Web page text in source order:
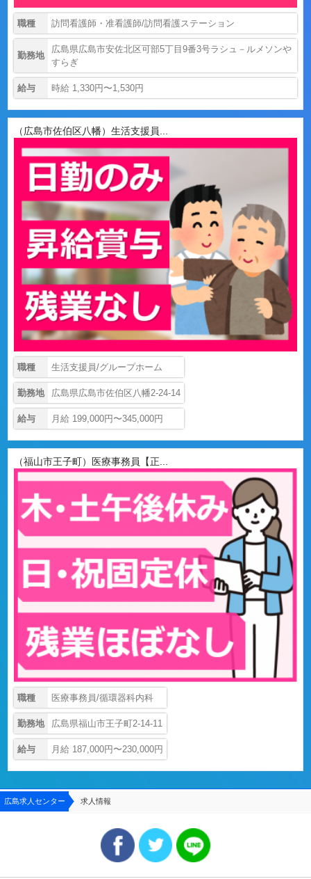
職種 訪問看護師・准看護師/訪問看護ステーション
勤務地
広島県広島市安佐北区可部5丁目9番3号ラシュ－ルメソンや
すらぎ
給与 時給 1,330円〜1,530円
（広島市佐伯区八幡）生活支援員...
職種 生活支援員/グループホーム
勤務地 広島県広島市佐伯区八幡2-24-14
給与 月給 199,000円〜345,000円
（福山市王子町）医療事務員【正...
職種 医療事務員/循環器科内科
勤務地 広島県福山市王子町2-14-11
給与 月給 187,000円〜230,000円
広島求人センター 求人情報